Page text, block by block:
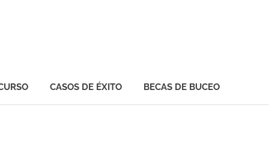
CASOS DE ÉXITO BECAS DE BUCEO